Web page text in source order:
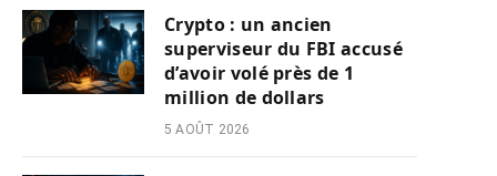
Crypto : un ancien
superviseur du FBI accusé
d’avoir volé près de 1
million de dollars
5 AOÛT 2026